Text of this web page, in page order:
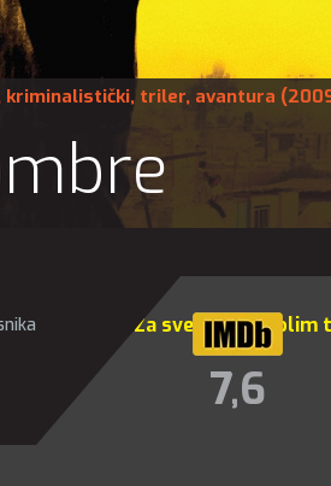
kriminalistički, triler, avantura
Za sve opcije molim
7,6